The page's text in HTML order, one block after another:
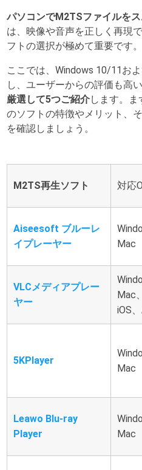
パソコンでM2TSファイルを
は、映像や音声を正しく再現
フトの選択が極めて重要です。
ここでは、Windows 10/11お
し、ユーザーからの評価も高い
厳選して5つご紹介します。
のソフトの特徴やメリット、
を確認しましょう。
M2TS再生ソフト 対応
Aiseesoft ブルーレ
イプレーヤー
Mac
VLCメディアプレー
ヤー
Mac
iOS
5KPlayer
Mac
Leawo Blu-ray
Player
Mac